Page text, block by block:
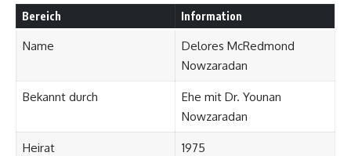
Bereich Information
Name
Delores McRedmond
Nowzaradan
Bekannt durch
Ehe mit Dr. Younan
Nowzaradan
Heirat 1975